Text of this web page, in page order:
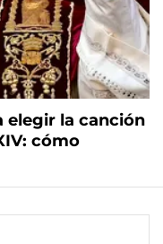
elegir la canción
cómo